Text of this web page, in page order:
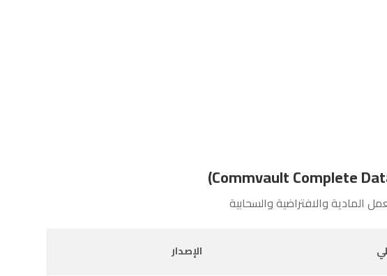
المادية والافتراضية والسحابية
الإصدار